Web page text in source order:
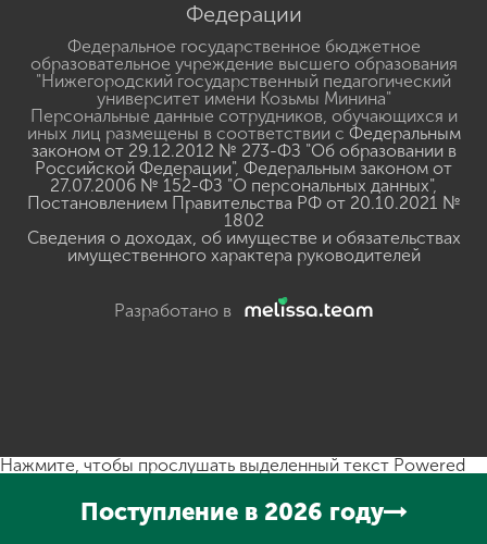
Федерации
Федеральное государственное бюджетное
образовательное учреждение высшего образования
"Нижегородский государственный педагогический
университет имени Козьмы Минина"
Персональные данные сотрудников, обучающихся и
иных лиц размещены в соответствии с Федеральным
законом от 29.12.2012 № 273-ФЗ "Об образовании в
Российской Федерации", Федеральным законом от
27.07.2006 № 152-ФЗ "О персональных данных",
Постановлением Правительства РФ от 20.10.2021 №
1802
Сведения о доходах, об имуществе и обязательствах
имущественного характера руководителей
Разработано в
Поступление в 2026 году
Нажмите, чтобы прослушать выделенный текст Powered